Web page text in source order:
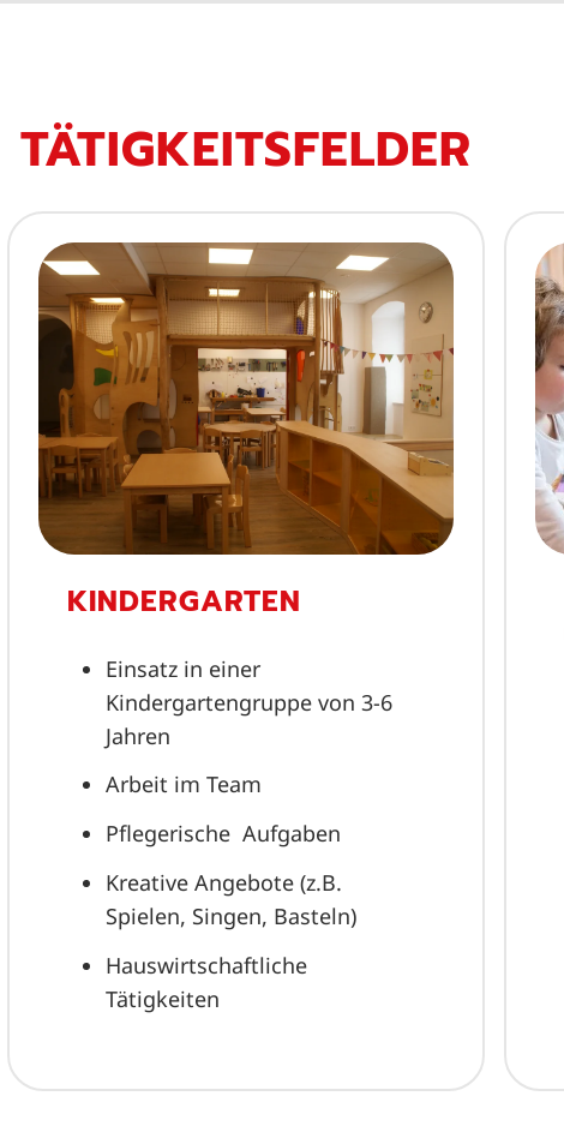
TÄTIGKEITSFELDER
KINDERGARTEN
Einsatz in einer
Kindergartengruppe von 3-6
Jahren
Arbeit im Team
Pflegerische Aufgaben
Kreative Angebote (z.B.
Spielen, Singen, Basteln)
Hauswirtschaftliche
Tätigkeiten